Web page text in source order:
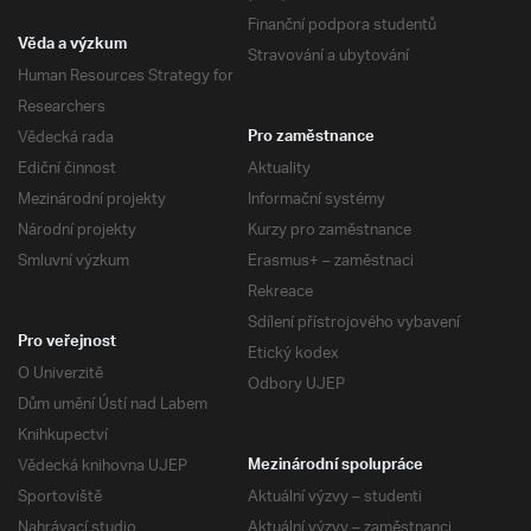
Finanční podpora studentů
Stravování a ubytování
Věda a výzkum
Human Resources Strategy for
Researchers
Vědecká rada
Ediční činnost
Mezinárodní projekty
Národní projekty
Smluvní výzkum
Pro zaměstnance
Aktuality
Informační systémy
Kurzy pro zaměstnance
Erasmus+ – zaměstnaci
Rekreace
Sdílení přístrojového vybavení
Etický kodex
Odbory UJEP
Pro veřejnost
O Univerzitě
Dům umění Ústí nad Labem
Knihkupectví
Vědecká knihovna UJEP
Sportoviště
Mezinárodní spolupráce
Aktuální výzvy – studenti